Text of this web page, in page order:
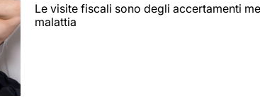
Le visite fiscali sono degli accertamenti
malattia